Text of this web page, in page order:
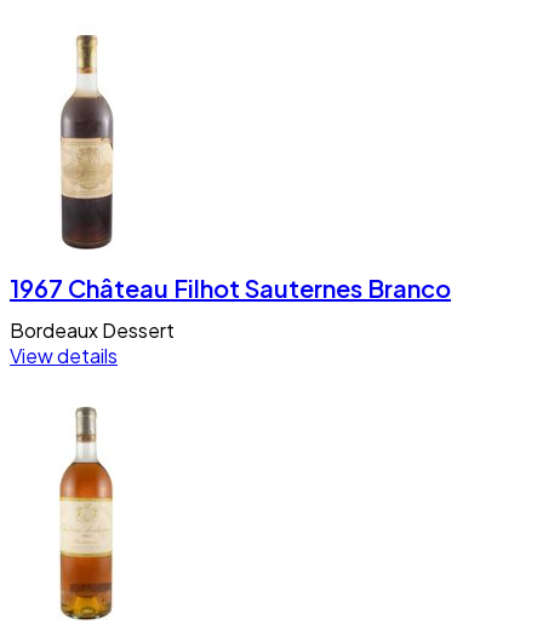
1967 Château Filhot Sauternes Branco
BordeauxDessert
View details